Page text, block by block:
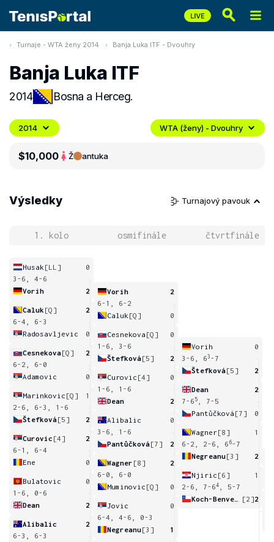
Turnaje - WTA ženy 2014 Banja Luka ITF - Dvouhry
Banja Luka ITF
2014 Bosna a Herceg.
2014 WTA (ženy) - Dvouhry
$10,000 Ž antuka
Výsledky Turnajový pavouk
1. kolo osmifinále čtvrtfinále
Husak [LL]
0
3-6, 4-6
Vorih
2
Caluk [Q]
2
6-4, 6-3
Radosavljevic
0
Cesnekova[Q]
2
6-2, 6-0
Adamovic
0
Marinkovic [Q]
1
2-6, 6-3, 1-6
Štefková[5] 2
Curovic [4]
2
6-1, 6-4
Ene
0
Bulatovic
0
1-6, 0-6
Dean
2
Alibalic
2
6-3, 6-3
Vorih
2
6-1, 6-2
Caluk [Q] 0
Cesnekova [Q]
0
1-6, 3-6
Štefková[5] 2
Curovic [4]
0
1-6, 1-6
Dean
2
Alibalic
0
3-6, 1-6
Pantůčková[7] 2
Wagner [8]
2
6-0, 6-0
Muminovic [Q] 0
Jovic
0
6-4, 4-6, 0-3
Negreanu[3] 1
Vorih
0
3-6, 63 -7
Štefková[5] 2
Dean
2
7-6 5
, 7-5
Pantůčková [7] 0
Wagner[8]
1
6-2, 2-6, 6 6-7
Negreanu[3] 2
Njiric [6]
1
2-6, 7-64
, 5-7
[2]2